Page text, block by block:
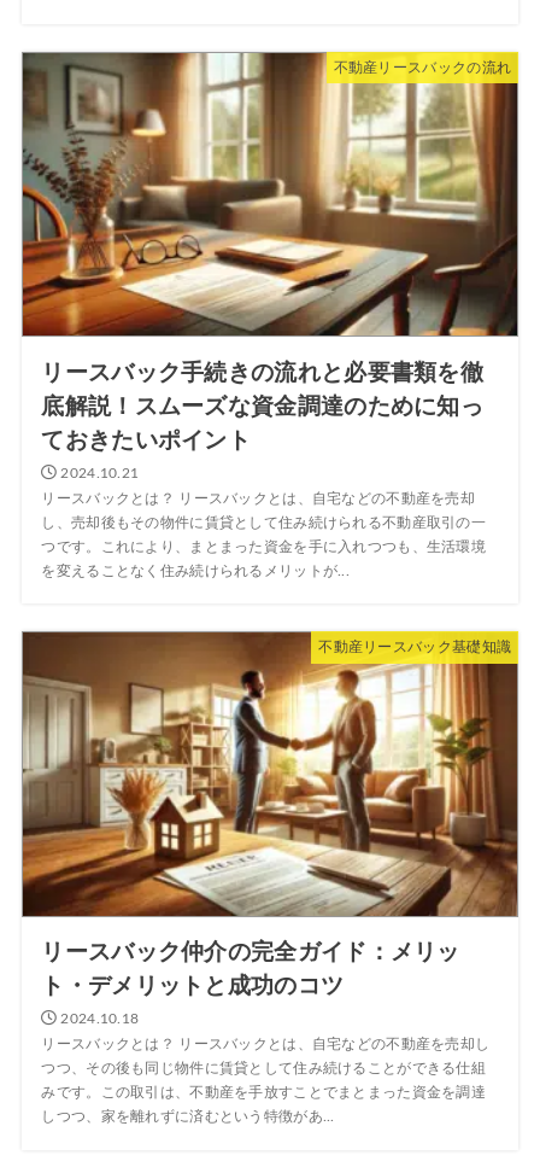
不動産リースバックの流れ
リースバック手続きの流れと必要書類を徹
底解説！スムーズな資金調達のために知っ
ておきたいポイント
2024.10.21
リースバックとは？ リースバックとは、自宅などの不動産を売却
し、売却後もその物件に賃貸として住み続けられる不動産取引の一
つです。これにより、まとまった資金を手に入れつつも、生活環境
を変えることなく住み続けられるメリットが...
不動産リースバック基礎知識
リースバック仲介の完全ガイド：メリッ
ト・デメリットと成功のコツ
2024.10.18
リースバックとは？ リースバックとは、自宅などの不動産を売却し
つつ、その後も同じ物件に賃貸として住み続けることができる仕組
みです。この取引は、不動産を手放すことでまとまった資金を調達
しつつ、家を離れずに済むという特徴があ...